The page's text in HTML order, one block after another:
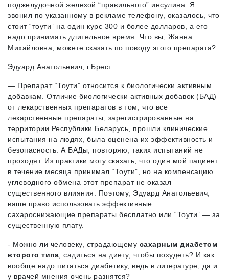
поджелудочной железой “правильного” инсулина. Я
звонил по указанному в рекламе телефону, оказалось, что
стоит “тоути” на один курс 300 и более долларов, а его
надо принимать длительное время. Что вы, Жанна
Михайловна, можете сказать по поводу этого препарата?
Эдуард Анатольевич, г.Брест
— Препарат “Тоути” относится к биологически активным
добавкам. Отличие биологически активных добавок (БАД)
от лекарственных препаратов в том, что все
лекарственные препараты, зарегистрированные на
территории Республики Беларусь, прошли клинические
испытания на людях, была оценена их эффективность и
безопасность. А БАДы, повторяю, таких испытаний не
проходят. Из практики могу сказать, что один мой пациент
в течение месяца принимал “Тоути”, но на компенсацию
углеводного обмена этот препарат не оказал
существенного влияния. Поэтому, Эдуард Анатольевич,
ваше право использовать эффективные
сахароснижающие препараты бесплатно или “Тоути” — за
существенную плату.
- Можно ли человеку, страдающему сахарным диабетом
второго типа , садиться на диету, чтобы похудеть? И как
вообще надо питаться диабетику, ведь в литературе, да и
у врачей мнения очень разнятся?